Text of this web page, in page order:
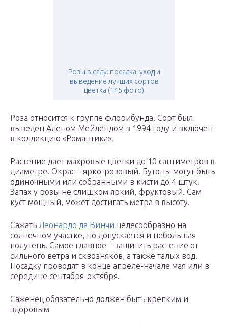
Розы в саду: посадка, уход и
выведение лучших сортов
цветка (145 фото)
Роза относится к группе флорибунда. Сорт был
выведен Аленом Мейлендом в 1994 году и включен
в коллекцию «Романтика».
Растение дает махровые цветки до 10 сантиметров в
диаметре. Окрас – ярко-розовый. Бутоны могут быть
одиночными или собранными в кисти до 4 штук.
Запах у розы не слишком яркий, фруктовый. Сам
куст мощный, может достигать метра в высоту.
Сажать Леонардо да Винчи целесообразно на
солнечном участке, но допускается и небольшая
полутень. Самое главное – защитить растение от
сильного ветра и сквозняков, а также талых вод.
Посадку проводят в конце апреле-начале мая или в
середине сентября-октября.
Саженец обязательно должен быть крепким и
здоровым